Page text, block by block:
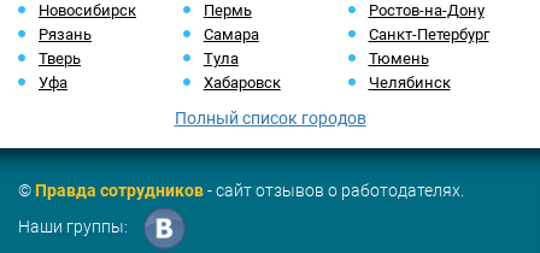
Новосибирск
Пермь
Ростов-на-Дону
Рязань
Самара
Санкт-Петербург
Тверь
Тула
Тюмень
Уфа
Хабаровск Челябинск
Полный список городов
©Правда сотрудников- сайт отзывов о работодателях.
Наши группы: